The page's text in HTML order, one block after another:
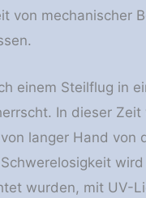
von mechanischer
einem Steilflug in
In dieser
langer Hand von
wurden, mit UV-